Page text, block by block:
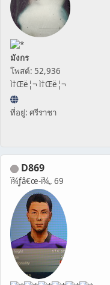
มังกร
โพสต์: 52,936
ì†Œë¦¬ ì†Œë¦¬
ที่อยู่: ศรีราชา
D869
ï¾ƒâ€œ-ï¾„ 69